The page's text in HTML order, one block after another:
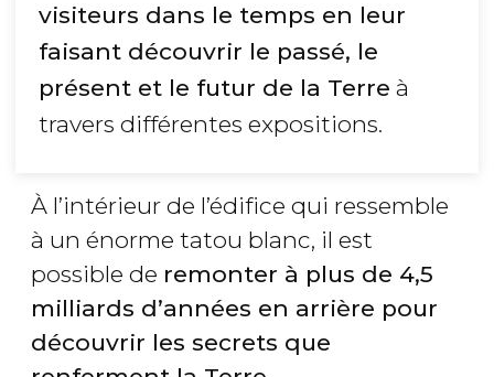
visiteurs dans le temps en leur
faisant découvrir le passé, le
présent et le futur de la Terre à
travers différentes expositions.
À l’intérieur de l’édifice qui ressemble
à un énorme tatou blanc, il est
possible de remonter à plus de 4,5
milliards d’années en arrière pour
découvrir les secrets que